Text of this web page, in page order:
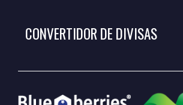
CONVERTIDOR DE DIVISAS